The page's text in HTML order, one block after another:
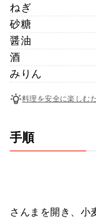
ねぎ
砂糖
醤油
酒
みりん
料理を安全に楽しむ
手順
さんまを開き、小